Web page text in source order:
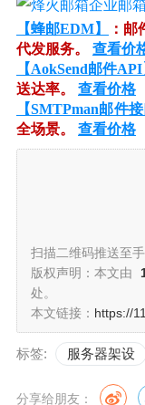
【蜂邮EDM】
：
代发服务。 查看价
【AokSend邮件API
送达率。 查看价格
【SMTPman邮件接
全场景。 查看价格
扫描二维码推送至手
版权声明：本文由
处。
本文链接： https://
标签: 服务器架设
分享给朋友：